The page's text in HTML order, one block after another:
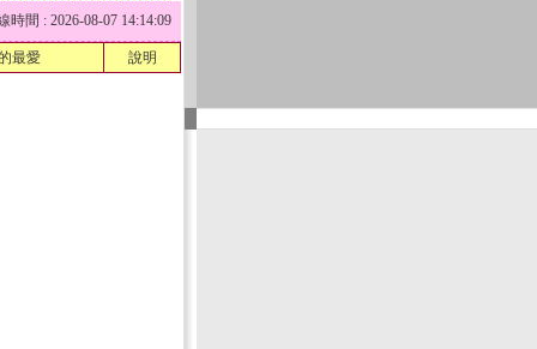
時間 : 2026-08-07 14:14:09
最愛 說明